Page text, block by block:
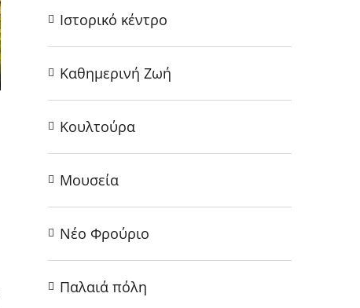
Ιστορικό κέντρο
Καθημερινή Ζωή
Κουλτούρα
Μουσεία
Νέο Φρούριο
Παλαιά πόλη